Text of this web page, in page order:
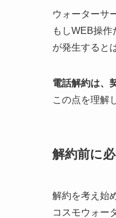
ウォーターサ
もしWEB操
が発生すると
電話解約は、
この点を理解
解約前に
解約を考え始
コスモウォー